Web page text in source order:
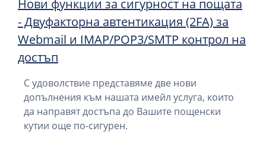
Нови функции за сигурност на пощата
- Двуфакторна автентикация (2FA) за
Webmail и IMAP/POP3/SMTP контрол на
достъп
С удоволствие представяме две нови
допълнения към нашата имейл услуга, които
да направят достъпа до Вашите пощенски
кутии още по-сигурен.